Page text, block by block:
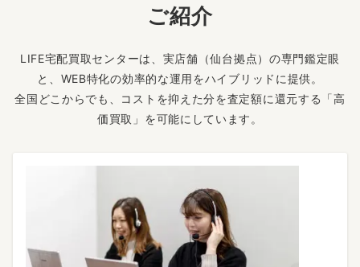
ご紹介
LIFE宅配買取センターは、実店舗（仙台拠点）の専門鑑定眼
と、WEB特化の効率的な運用をハイブリッドに提供。
全国どこからでも、コストを抑えた分を査定額に還元する「高
価買取」を可能にしています。